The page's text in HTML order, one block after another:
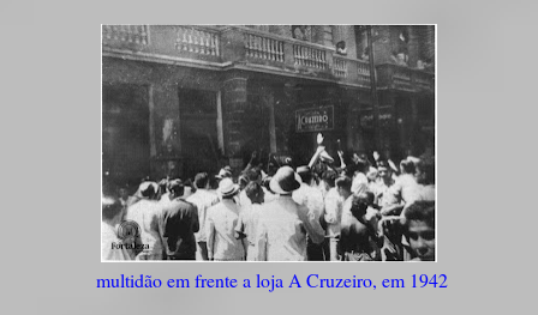
multidão em frente a loja A Cruzeiro, em 1942